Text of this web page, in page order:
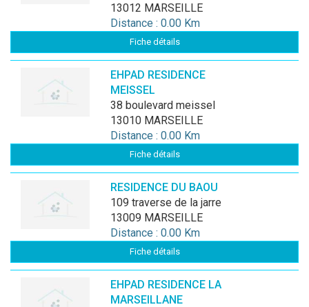
13012 MARSEILLE
Distance : 0.00 Km
Fiche détails
EHPAD RESIDENCE
MEISSEL
38 boulevard meissel
13010 MARSEILLE
Distance : 0.00 Km
Fiche détails
RESIDENCE DU BAOU
109 traverse de la jarre
13009 MARSEILLE
Distance : 0.00 Km
Fiche détails
EHPAD RESIDENCE LA
MARSEILLANE